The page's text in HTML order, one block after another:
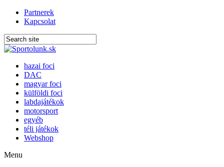
Partnerek
Kapcsolat
hazai foci
DAC
magyar foci
külföldi foci
labdajátékok
motorsport
egyéb
téli játékok
Webshop
Menu